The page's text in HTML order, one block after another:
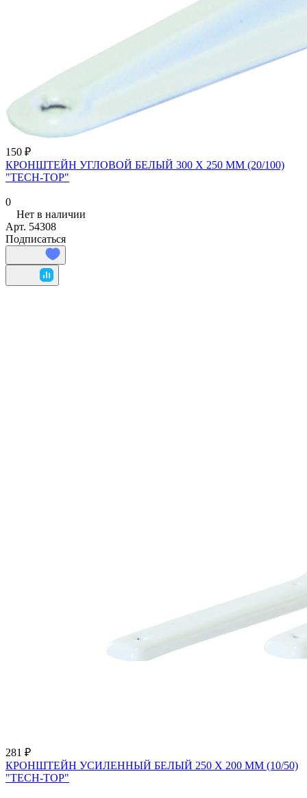
150 ₽
КРОНШТЕЙН УГЛОВОЙ БЕЛЫЙ 300 Х 250 ММ (20/100)
"TECH-TOP"
0
Нет в наличии
Арт. 54308
Подписаться
281 ₽
КРОНШТЕЙН УСИЛЕННЫЙ БЕЛЫЙ 250 Х 200 ММ (10/50)
"TECH-TOP"